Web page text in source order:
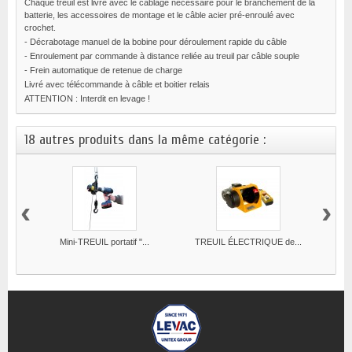
Chaque treuil est livré avec le câblage nécessaire pour le branchement de la
batterie, les accessoires de montage et le câble acier pré-enroulé avec
crochet.
- Décrabotage manuel de la bobine pour déroulement rapide du câble
- Enroulement par commande à distance reliée au treuil par câble souple
- Frein automatique de retenue de charge
Livré avec télécommande à câble et boitier relais
ATTENTION : Interdit en levage !
18 autres produits dans la même catégorie :
Mini-TREUIL portatif "... TREUIL ÉLECTRIQUE de...
‹ ›